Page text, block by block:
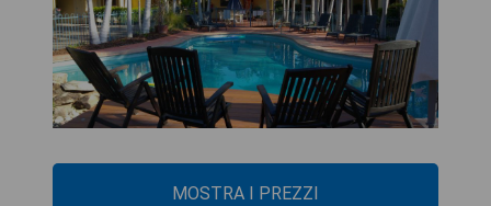
MOSTRA I PREZZI